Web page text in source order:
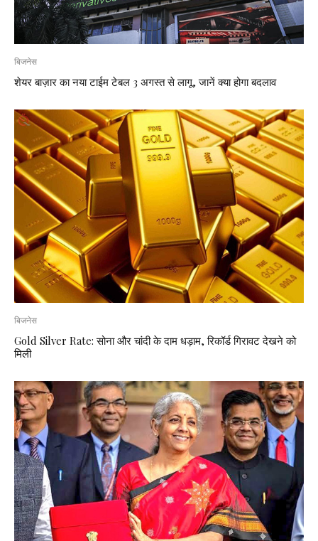
बिजनेस
शेयर बाज़ार का नया टाईम टेबल 3 अगस्त से लागू, जानें क्या होगा बदलाव
बिजनेस
Gold Silver Rate: सोना और चांदी के दाम धड़ाम, रिकॉर्ड गिरावट देखने को
मिली